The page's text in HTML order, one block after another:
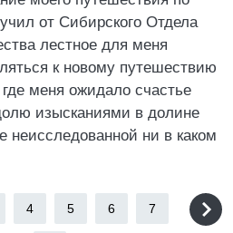
от Сибирского Отдела
лестное для меня
к новому путешествию
меня ожидало счастье
изысканиями в долине
неисследованной ни в каком
4 5 6 7